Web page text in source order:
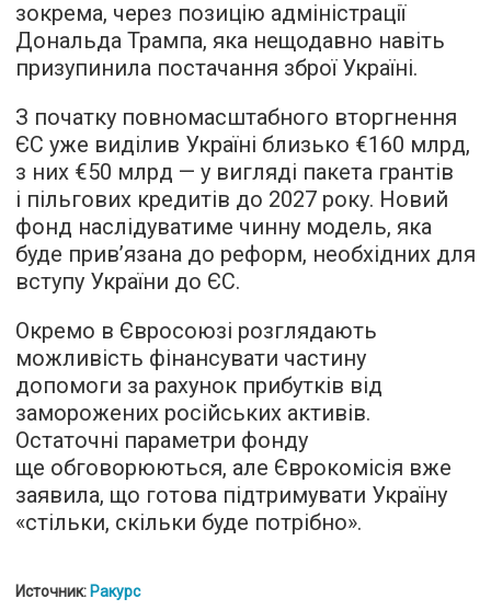
зокрема, через позицію адміністрації
Дональда Трампа, яка нещодавно навіть
призупинила постачання зброї Україні.
З початку повномасштабного вторгнення
ЄС уже виділив Україні близько €160 млрд,
з них €50 млрд — у вигляді пакета грантів
і пільгових кредитів до 2027 року. Новий
фонд наслідуватиме чинну модель, яка
буде прив’язана до реформ, необхідних для
вступу України до ЄС.
Окремо в Євросоюзі розглядають
можливість фінансувати частину
допомоги за рахунок прибутків від
заморожених російських активів.
Остаточні параметри фонду
ще обговорюються, але Єврокомісія вже
заявила, що готова підтримувати Україну
«стільки, скільки буде потрібно».
Источник: Ракурс